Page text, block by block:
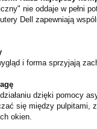
nie oddaje w pełni
Dell zapewniają
i forma sprzyjają
dzięki pomocy
się między pulpitami,
okien.